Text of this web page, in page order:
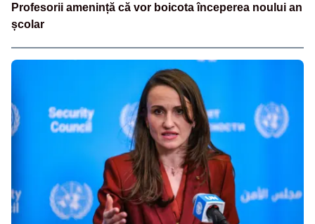
Profesorii amenință că vor boicota începerea noului an
școlar